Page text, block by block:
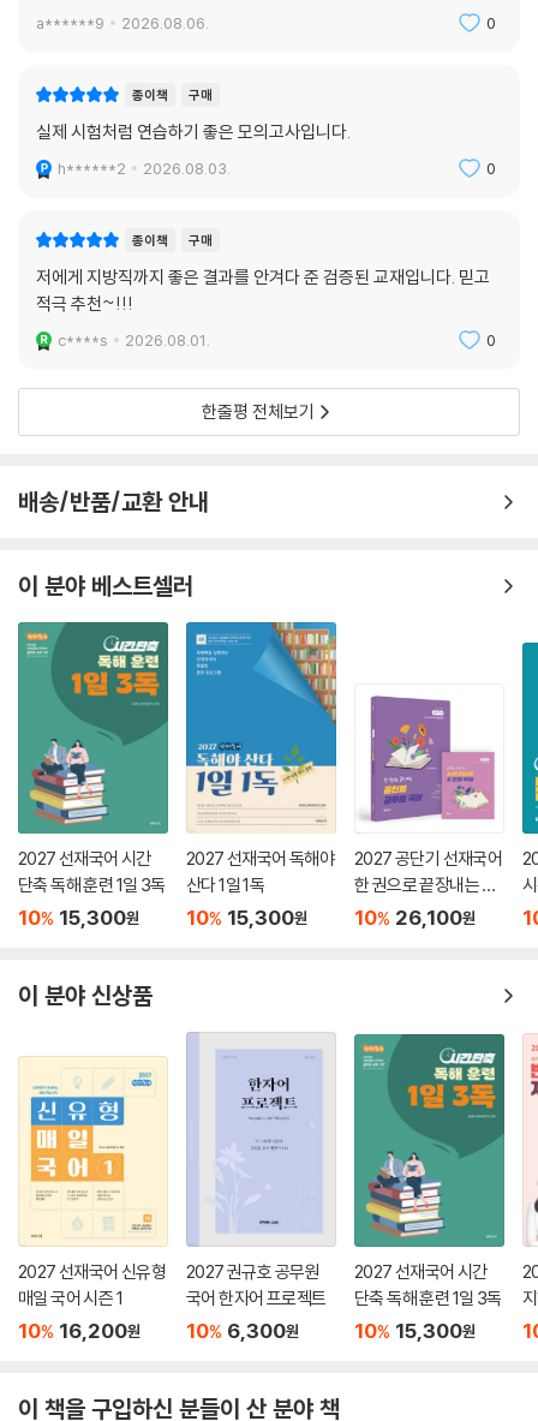
a******9 2026.08.06. 0
종이책 구매
실제 시험처럼 연습하기 좋은 모의고사입니다.
h******2 2026.08.03. 0
종이책 구매
저에게 지방직까지 좋은 결과를 안겨다 준 검증된 교재입니다. 믿고
적극 추천~!!!
c****s 2026.08.01. 0
한줄평 전체보기
배송/반품/교환 안내
이 분야 베스트셀러
2027 선재국어 시간
단축 독해 훈련 1일 3독
10% 15,300원
2027 선재국어 독해야
산다 1일 1독
10% 15,300원
2027 공단기 선재국어
한 권으로 끝장내는 올
인원 공무원 국어
10% 26,100원
이 분야 신상품
2027 선재국어 신유형
매일 국어 시즌 1
10% 16,200원
2027 권규호 공무원
국어 한자어 프로젝트
10% 6,300원
2027 선재국어 시간
단축 독해 훈련 1일 3독
10% 15,300원
이 책을 구입하신 분들이 산 분야 책